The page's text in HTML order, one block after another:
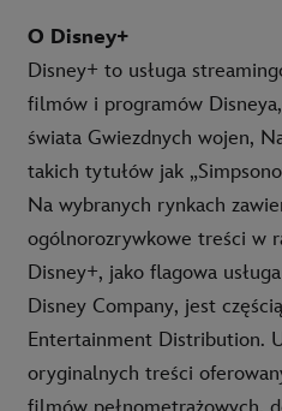
O Disney+
Disney+ to usługa
filmów i programów
świata Gwiezdnych wojen,
takich tytułów jak
Na wybranych rynkach
ogólnorozrywkowe treści w
Disney+, jako flagowa
Disney Company, jest
Entertainment Distribution.
oryginalnych treści